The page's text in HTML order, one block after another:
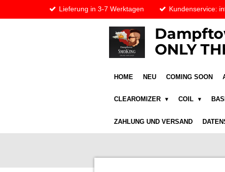
Hauptinhalt
Lieferung in 3-7 Werktagen Kundenservice:
ONLY
HOME NEU COMING SOON
CLEAROMIZER COIL
ZAHLUNG UND VERSAND